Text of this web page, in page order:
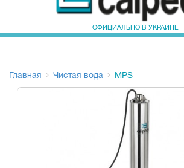
ОФИЦИАЛЬНО В УКРАИНЕ
Главная Чистая вода MPS